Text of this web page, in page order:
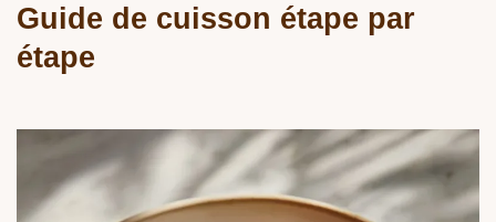
Guide de cuisson étape par
étape